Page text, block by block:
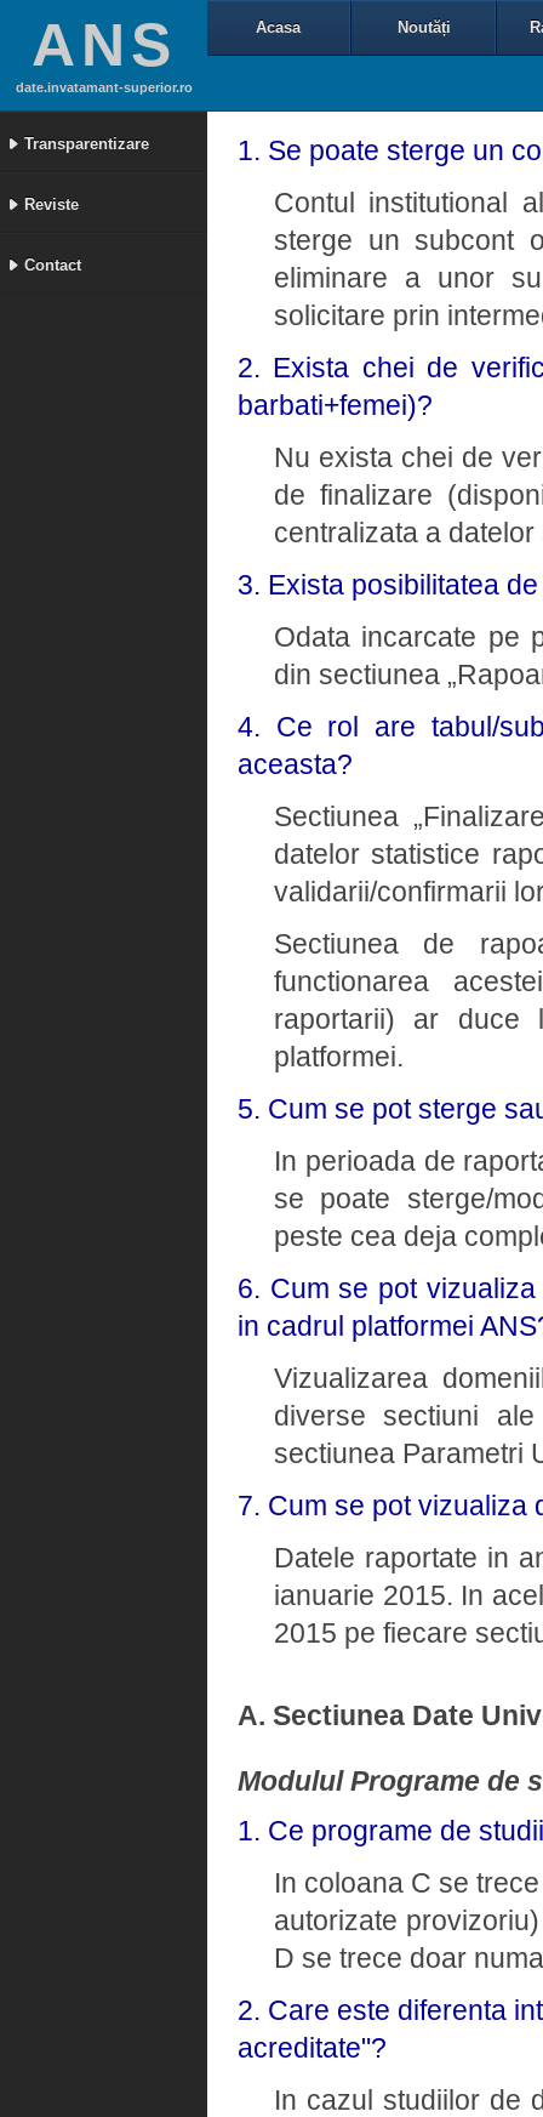
ANS
date.invatamant-superior.ro
Transparentizare
Reviste
Contact
Acasa Noutăți
1. Se poate sterge un
Contul institutional
sterge un subcont
eliminare a unor
solicitare prin
2. Exista chei de
barbati+femei)?
Nu exista chei de
de finalizare
centralizata a
3. Exista posibilitatea
Odata incarcate pe
din sectiunea
4. Ce rol are tabul/
aceasta?
Sectiunea
datelor statistice
validarii/confirmarii
Sectiunea de
functionarea
raportarii) ar duce
platformei.
5. Cum se pot sterge
In perioada de
se poate sterge/
peste cea deja
6. Cum se pot
in cadrul platformei
Vizualizarea
diverse sectiuni
sectiunea Parametri
7. Cum se pot vizualiza
Datele raportate in
ianuarie 2015. In
2015 pe fiecare
A. Sectiunea Date
Modulul Programe de
1. Ce programe de
In coloana C se
autorizate
D se trece doar
2. Care este diferenta
acreditate"?
In cazul studiilor de